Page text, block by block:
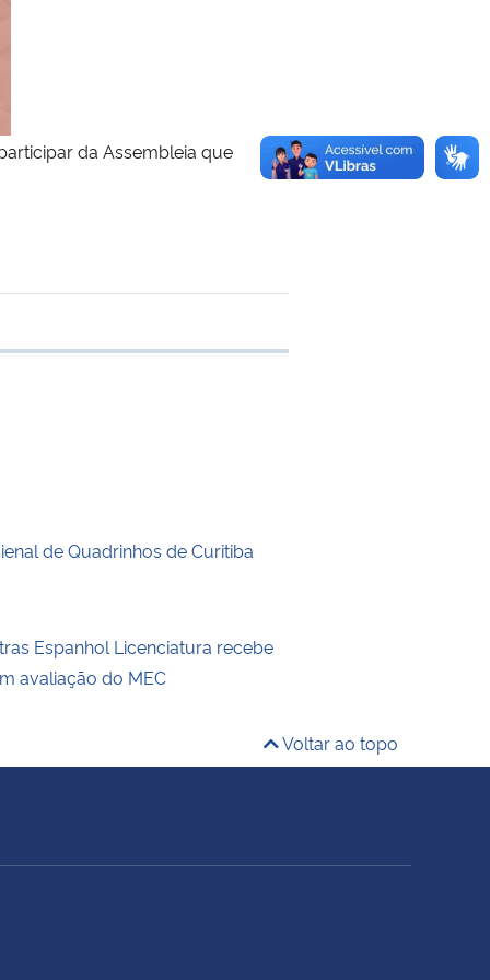
da Assembleia que
transferência
de Quadrinhos de Curitiba
Espanhol Licenciatura recebe
avaliação do MEC
Voltar ao topo